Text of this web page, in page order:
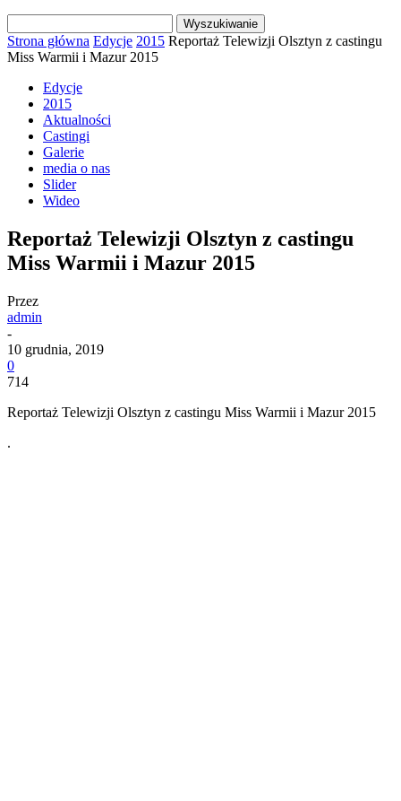
Strona główna Edycje 2015 Reportaż Telewizji Olsztyn z castingu
Miss Warmii i Mazur 2015
Edycje
2015
Aktualności
Castingi
Galerie
media o nas
Slider
Wideo
Reportaż Telewizji Olsztyn z castingu
Miss Warmii i Mazur 2015
Przez
admin
-
10 grudnia, 2019
0
714
Reportaż Telewizji Olsztyn z castingu Miss Warmii i Mazur 2015
.